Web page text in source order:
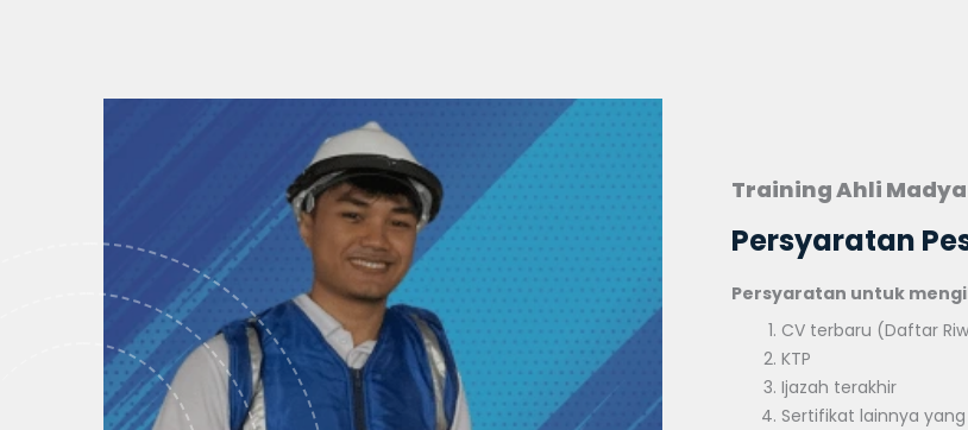
Training Ahli
Persyaratan
Persyaratan untuk
CV terbaru (Daftar
KTP
Ijazah terakhir
Sertifikat lainnya